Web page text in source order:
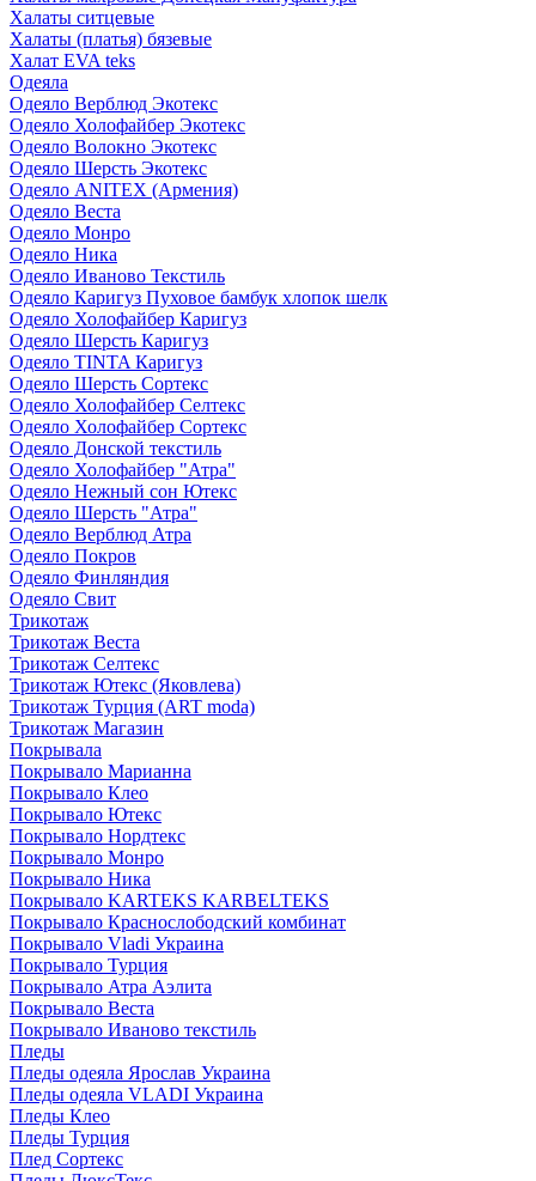
Халаты ситцевые
Халаты (платья) бязевые
Халат EVA teks
Одеяла
Одеяло Верблюд Экотекс
Одеяло Холофайбер Экотекс
Одеяло Волокно Экотекс
Одеяло Шерсть Экотекс
Одеяло ANITEX (Армения)
Одеяло Веста
Одеяло Монро
Одеяло Ника
Одеяло Иваново Текстиль
Одеяло Каригуз Пуховое бамбук хлопок шелк
Одеяло Холофайбер Каригуз
Одеяло Шерсть Каригуз
Одеяло TINTA Каригуз
Одеяло Шерсть Сортекс
Одеяло Холофайбер Селтекс
Одеяло Холофайбер Сортекс
Одеяло Донской текстиль
Одеяло Холофайбер "Атра"
Одеяло Нежный сон Ютекс
Одеяло Шерсть "Атра"
Одеяло Верблюд Атра
Одеяло Покров
Одеяло Финляндия
Одеяло Свит
Трикотаж
Трикотаж Веста
Трикотаж Селтекс
Трикотаж Ютекс (Яковлева)
Трикотаж Турция (ART moda)
Трикотаж Магазин
Покрывала
Покрывало Марианна
Покрывало Клео
Покрывало Ютекс
Покрывало Нордтекс
Покрывало Монро
Покрывало Ника
Покрывало KARTEKS KARBELTEKS
Покрывало Краснослободский комбинат
Покрывало Vladi Украина
Покрывало Турция
Покрывало Атра Аэлита
Покрывало Веста
Покрывало Иваново текстиль
Пледы
Пледы одеяла Ярослав Украина
Пледы одеяла VLADI Украина
Пледы Клео
Пледы Турция
Плед Сортекс